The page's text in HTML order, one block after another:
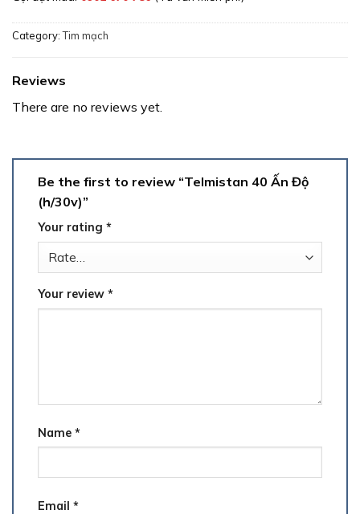
Category:Tim mạch
Reviews
There are no reviews yet.
Be the first to review “Telmistan 40 Ấn Độ
(h/30v)”
Your rating *
Your review *
Name *
Email *